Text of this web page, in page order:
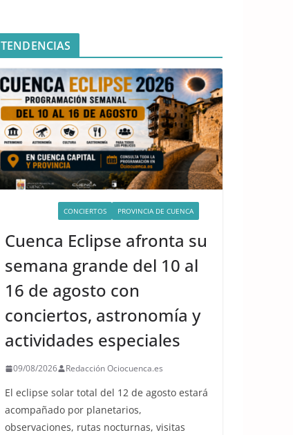
TENDENCIAS
CONCIERTOS PROVINCIA DE CUENCA
Cuenca Eclipse afronta su
semana grande del 10 al
16 de agosto con
conciertos, astronomía y
actividades especiales
09/08/2026 Redacción Ociocuenca.es
El eclipse solar total del 12 de agosto estará
acompañado por planetarios,
observaciones, rutas nocturnas, visitas